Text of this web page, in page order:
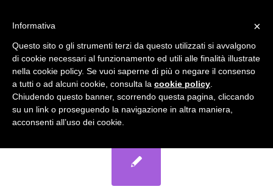
Il Blog del Garden Club di Bologna
accetta l'uso dei cookies previsto nella pagina dedicata.
Fai clic per abilitare/disabilitare il tracciamento di
Google Analytics.
OK Privacy e cookie policy
×
Informativa
Questo sito o gli strumenti terzi da questo utilizzati si avvalgono
di cookie necessari al funzionamento ed utili alle finalità illustrate
nella cookie policy. Se vuoi saperne di più o negare il consenso
a tutti o ad alcuni cookie, consulta la cookie policy
Chiudendo questo banner, scorrendo questa pagina, cliccando
su un link o proseguendo la navigazione in altra maniera,
acconsenti all’uso dei cookie.